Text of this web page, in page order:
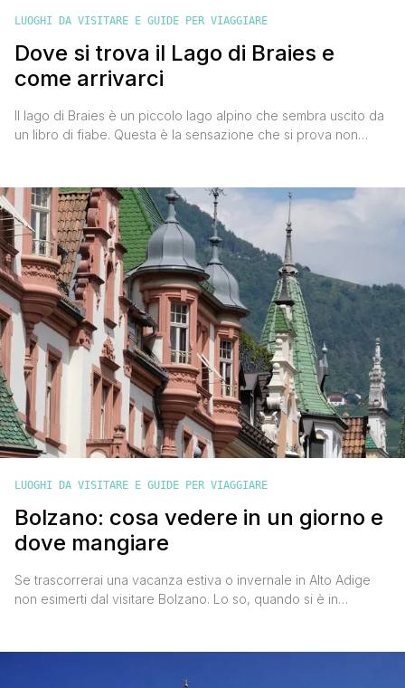
LUOGHI DA VISITARE E GUIDE PER VIAGGIARE
Dove si trova il Lago di Braies e
come arrivarci
Il lago di Braies è un piccolo lago alpino che sembra uscito da
un libro di fiabe. Questa è la sensazione che si prova non
d'inverno, la parete rocciosa della Croda del Becco la cui
vetta [']
LUOGHI DA VISITARE E GUIDE PER VIAGGIARE
Bolzano: cosa vedere in un giorno e
dove mangiare
Se trascorrerai una vacanza estiva o invernale in Alto Adige
non esimerti dal visitare Bolzano. Lo so, quando si è in
giorno a Bolzano vale la pena di essere vissuto. Anche perché